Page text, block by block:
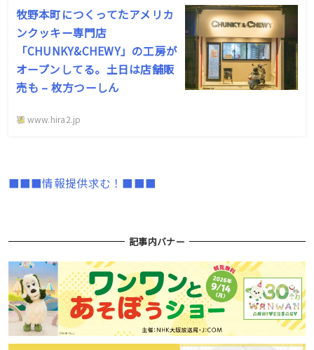
牧野本町につくってたアメリカ
ンクッキー専門店
「CHUNKY&CHEWY」の工房が
オープンしてる。土日は店舗販
売も – 枚方つーしん
www.hira2.jp
■■■情報提供求む！■■■
記事内バナー